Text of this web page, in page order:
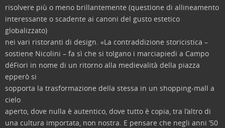
risolvere più o meno brillantemente (questione di allineamento
interessante o scadente ai canoni del gusto estetico
globalizzato)
nei vari ristoranti di design. «La contraddizione storicistica –
sostiene Nicolini – fa sì che si tolgano i marciapiedi a Campo
déFiori in nome di un ritorno alla medievalità della piazza
epperò si
sopporta la trasformazione della stessa in un shopping-mall a
cielo
aperto, dove nulla è autentico, dove tutto è copia, tra l’altro di
una cultura importata, non nostra. E pensare che negli anni ’50